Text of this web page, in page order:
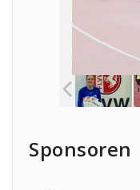
Sponsoren